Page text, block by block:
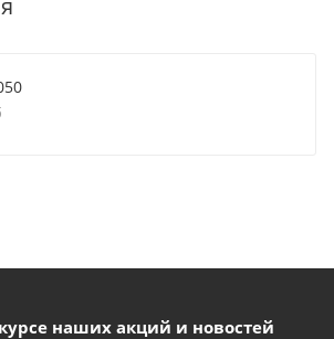
наших акций и новостей